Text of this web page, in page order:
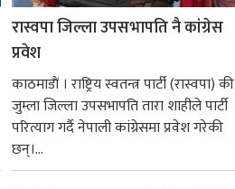
रास्वपा जिल्ला उपसभापति नै कांग्रेस
प्रवेश
काठमाडाैं । राष्ट्रिय स्वतन्त्र पार्टी (रास्वपा) की
जुम्ला जिल्ला उपसभापति तारा शाहीले पार्टी
परित्याग गर्दै नेपाली कांग्रेसमा प्रवेश गरेकी
छन्।...